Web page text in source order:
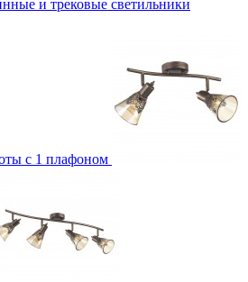
и трековые светильники
с 1 плафоном